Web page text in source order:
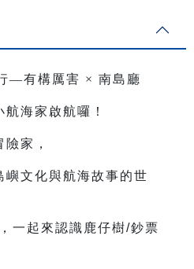
—有構厲害 × 南島廳
海家啟航囉！
家，
嶼文化與航海故事的世
，一起來認識鹿仔樹/鈔票